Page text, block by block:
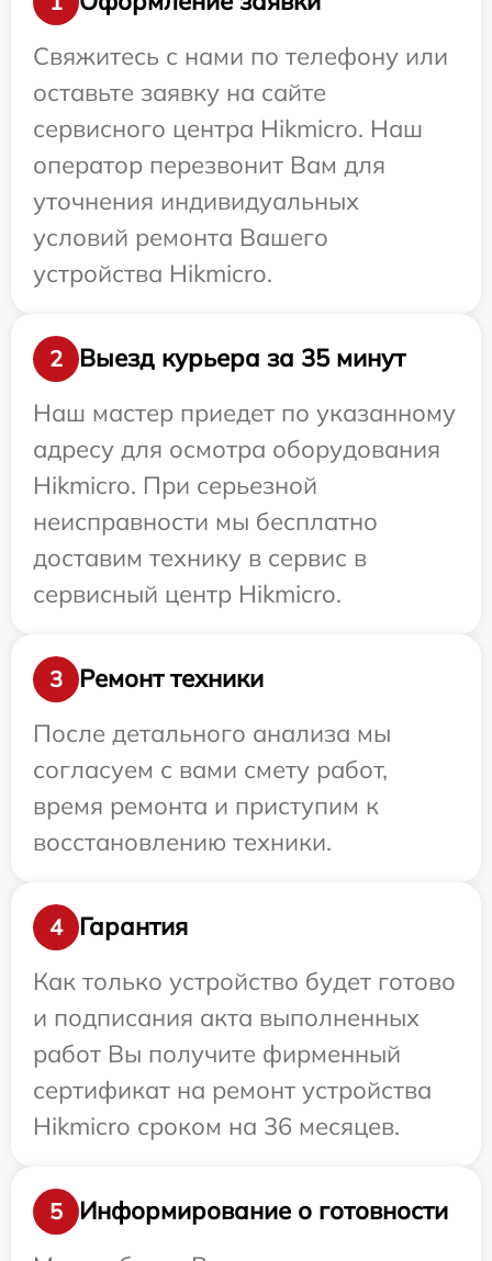
Свяжитесь с нами по телефону или
оставьте заявку на сайте
сервисного центра Hikmicro. Наш
оператор перезвонит Вам для
уточнения индивидуальных
условий ремонта Вашего
устройства Hikmicro.
2
Выезд курьера за 35 минут
Наш мастер приедет по указанному
адресу для осмотра оборудования
Hikmicro. При серьезной
неисправности мы бесплатно
доставим технику в сервис в
сервисный центр Hikmicro.
3
Ремонт техники
После детального анализа мы
согласуем с вами смету работ,
время ремонта и приступим к
восстановлению техники.
4
Гарантия
Как только устройство будет готово
и подписания акта выполненных
работ Вы получите фирменный
сертификат на ремонт устройства
Hikmicro сроком на 36 месяцев.
5
Информирование о готовности